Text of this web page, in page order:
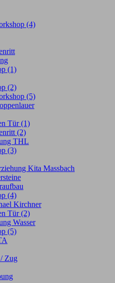
(4)
(1)
(2)
(5)
Tür (1)
(2)
THL
(3)
Kita Massbach
(4)
Kirchner
Tür (2)
Wasser
(5)
Zug